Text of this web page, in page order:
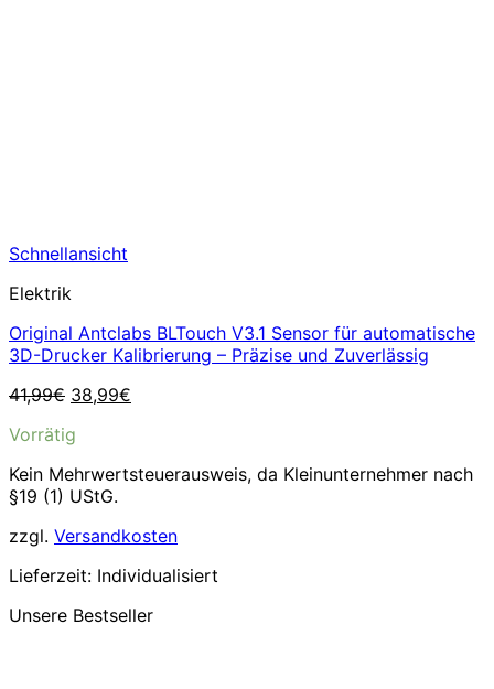
Schnellansicht
Elektrik
Original Antclabs BLTouch V3.1 Sensor für automatische
3D-Drucker Kalibrierung – Präzise und Zuverlässig
41,99€ Ursprünglicher
war:
38,99€
Vorrätig
Kein Mehrwertsteuerausweis, da Kleinunternehmer nach
§19 (1) UStG.
zzgl. Versandkosten
Lieferzeit: Individualisiert
Unsere Bestseller